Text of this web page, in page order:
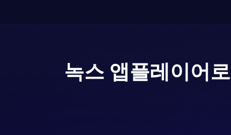
녹스 앱플레이어로